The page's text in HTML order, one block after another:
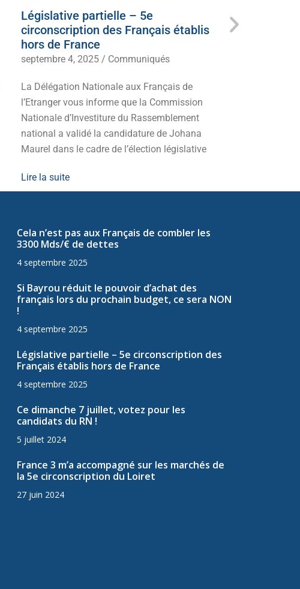
Législative partielle – 5e
circonscription des Français établis
hors de France
septembre 4, 2025 / Communiqués
La Délégation Nationale aux Français de
l’Etranger vous informe que la Commission
Nationale d’Investiture du Rassemblement
national a validé la candidature de Johana
Maurel dans le cadre de l’élection législative
Lire la suite
Cela n’est pas aux Français de combler les
3300 Mds/€ de dettes
4 septembre 2025
Si Bayrou réduit le pouvoir d’achat des
français lors du prochain budget, ce sera NON
!
4 septembre 2025
Législative partielle – 5e circonscription des
Français établis hors de France
4 septembre 2025
Ce dimanche 7 juillet, votez pour les
candidats du RN !
5 juillet 2024
France 3 m’a accompagné sur les marchés de
la 5e circonscription du Loiret
27 juin 2024